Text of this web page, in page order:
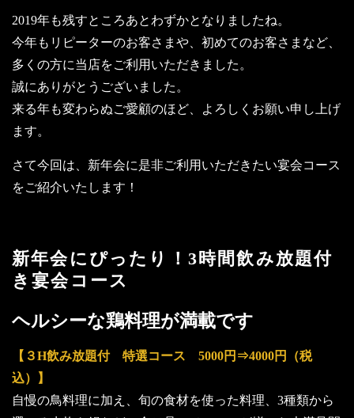
2019年も残すところあとわずかとなりましたね。
今年もリピーターのお客さまや、初めてのお客さまなど、
多くの方に当店をご利用いただきました。
誠にありがとうございました。
来る年も変わらぬご愛顧のほど、よろしくお願い申し上げ
ます。
さて今回は、新年会に是非ご利用いただきたい宴会コース
をご紹介いたします！
新年会にぴったり！3時間飲み放題付
き宴会コース
ヘルシーな鶏料理が満載です
【３H飲み放題付 特選コース 5000円⇒4000円（税
込）】
自慢の鳥料理に加え、旬の食材を使った料理、3種類から